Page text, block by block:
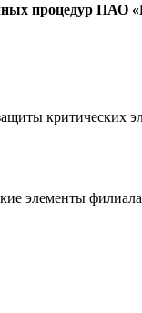
процедур ПАО
элементы